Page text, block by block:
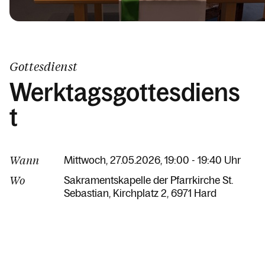
Gottesdienst
Werktagsgottesdiens
t
Wann Mittwoch, 27.05.2026, 19:00 - 19:40 Uhr
Wo
Sakramentskapelle der Pfarrkirche St.
Sebastian Kirchplatz 2 6971 Hard